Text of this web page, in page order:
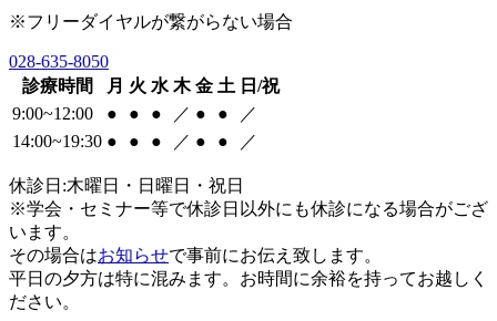
※フリーダイヤルが繋がらない場合
028-635-8050
診療時間
月 火 水 木 金 土 日/祝
9:00~12:00
● ● ● ／ ● ●
／
14:00~19:30 ● ● ● ／ ● ● ／
休診日:木曜日・日曜日・祝日
※学会・セミナー等で休診日以外にも休診になる場合がござ
います。
その場合はお知らせで事前にお伝え致します。
平日の夕方は特に混みます。お時間に余裕を持ってお越しく
ださい。